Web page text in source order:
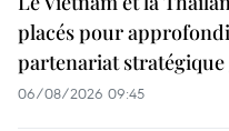
placés pour
partenariat stratégique
06/08/2026 09:45